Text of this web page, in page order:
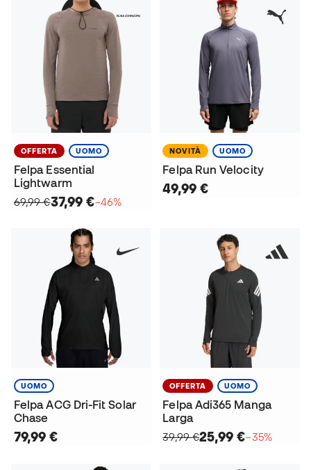
OFFERTA UOMO
Felpa Essential
Lightwarm
69,99 €37,99 €−46%
NOVITÀ UOMO
Felpa Run Velocity
49,99 €
UOMO
Felpa ACG Dri-Fit Solar
Chase
79,99 €
OFFERTA UOMO
Felpa Adi365 Manga
Larga
39,99 €25,99 €−35%